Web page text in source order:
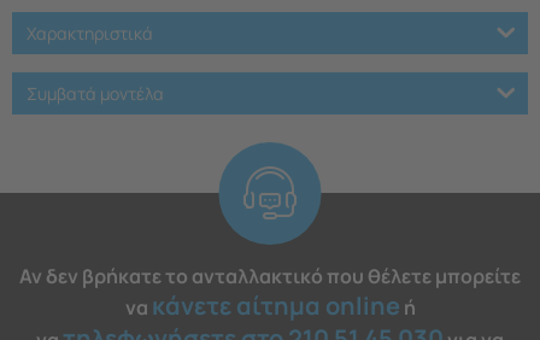
Χαρακτηριστικά
Συμβατά μοντέλα
Αν δεν βρήκατε το ανταλλακτικό που θέλετε μπορείτε
να κάνετε αίτημα online ή